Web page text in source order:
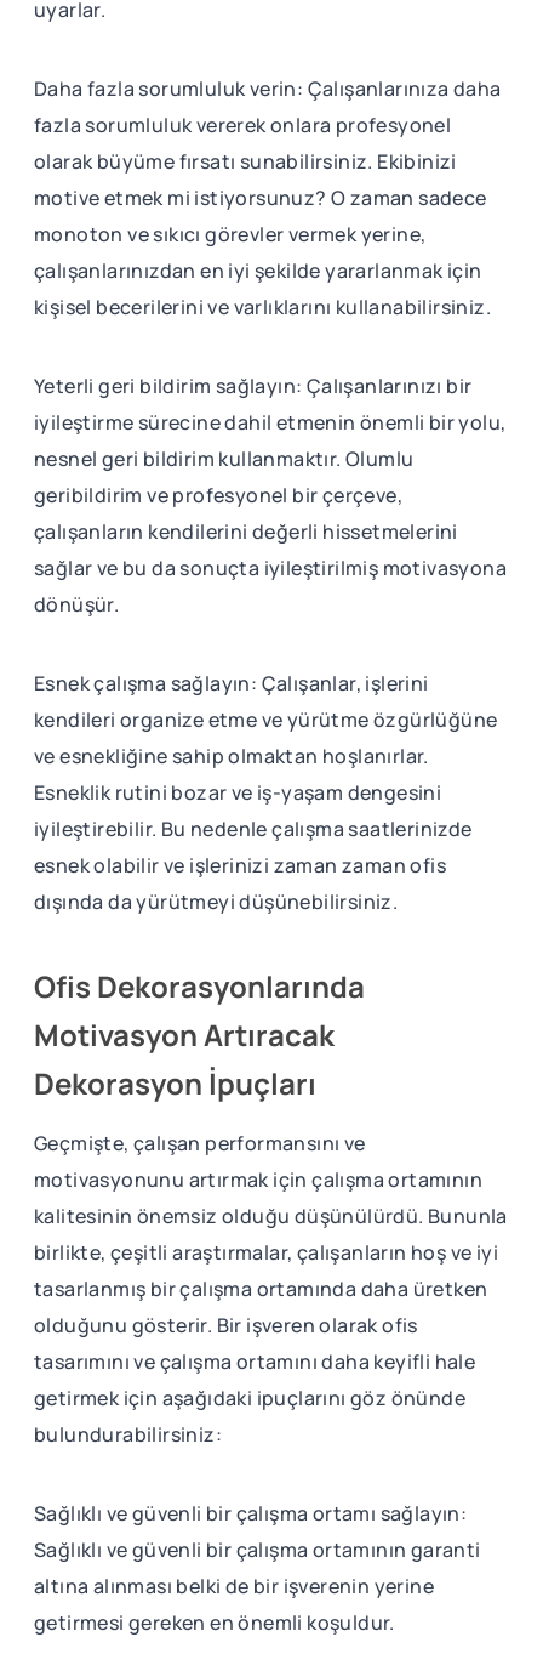
uyarlar.
Daha fazla sorumluluk verin: Çalışanlarınıza daha
fazla sorumluluk vererek onlara profesyonel
olarak büyüme fırsatı sunabilirsiniz. Ekibinizi
motive etmek mi istiyorsunuz? O zaman sadece
monoton ve sıkıcı görevler vermek yerine,
çalışanlarınızdan en iyi şekilde yararlanmak için
kişisel becerilerini ve varlıklarını kullanabilirsiniz.
Yeterli geri bildirim sağlayın: Çalışanlarınızı bir
iyileştirme sürecine dahil etmenin önemli bir yolu,
nesnel geri bildirim kullanmaktır. Olumlu
geribildirim ve profesyonel bir çerçeve,
çalışanların kendilerini değerli hissetmelerini
sağlar ve bu da sonuçta iyileştirilmiş motivasyona
dönüşür.
Esnek çalışma sağlayın: Çalışanlar, işlerini
kendileri organize etme ve yürütme özgürlüğüne
ve esnekliğine sahip olmaktan hoşlanırlar.
Esneklik rutini bozar ve iş-yaşam dengesini
iyileştirebilir. Bu nedenle çalışma saatlerinizde
esnek olabilir ve işlerinizi zaman zaman ofis
dışında da yürütmeyi düşünebilirsiniz.
Ofis Dekorasyonlarında
Motivasyon Artıracak
Dekorasyon İpuçları
Geçmişte, çalışan performansını ve
motivasyonunu artırmak için çalışma ortamının
kalitesinin önemsiz olduğu düşünülürdü. Bununla
birlikte, çeşitli araştırmalar, çalışanların hoş ve iyi
tasarlanmış bir çalışma ortamında daha üretken
olduğunu gösterir. Bir işveren olarak ofis
tasarımını ve çalışma ortamını daha keyifli hale
getirmek için aşağıdaki ipuçlarını göz önünde
bulundurabilirsiniz:
Sağlıklı ve güvenli bir çalışma ortamı sağlayın:
Sağlıklı ve güvenli bir çalışma ortamının garanti
altına alınması belki de bir işverenin yerine
getirmesi gereken en önemli koşuldur.